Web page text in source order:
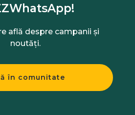
află despre campanii și
noutăți.
în comunitate